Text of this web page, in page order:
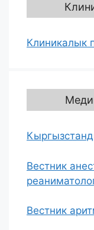
Клиникалык
Вестник
Вестник